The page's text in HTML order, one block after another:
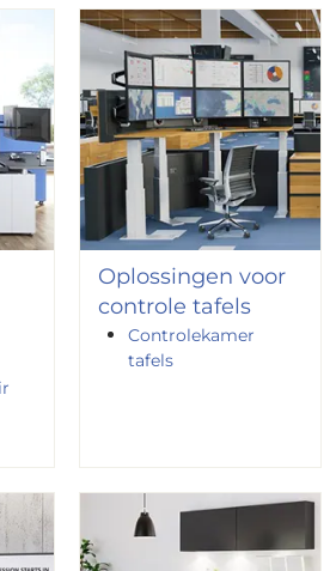
Oplossingen voor
controle tafels
Controlekamer
tafels